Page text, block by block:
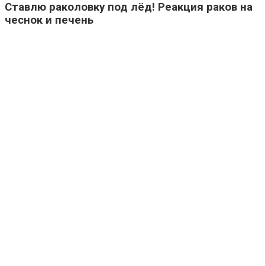
Ставлю раколовку под лёд! Реакция раков на
чеснок и печень